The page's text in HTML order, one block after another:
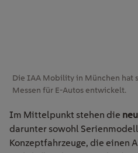
Die IAA Mobility in München hat
Messen für E-Autos entwickelt.
Im Mittelpunkt stehen die
darunter sowohl
Konzeptfahrzeuge, die einen